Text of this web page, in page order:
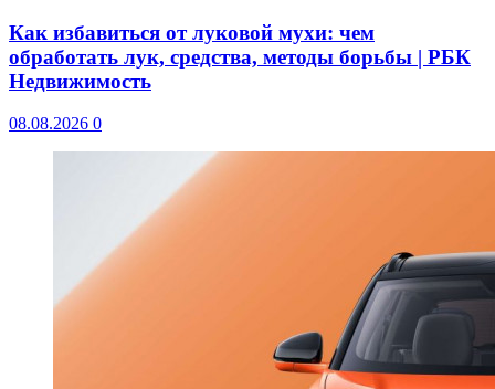
Как избавиться от луковой мухи: чем
обработать лук, средства, методы борьбы | РБК
Недвижимость
08.08.2026 0